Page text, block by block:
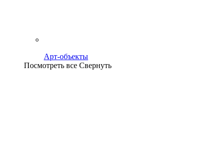
Арт-объекты
Посмотреть все Свернуть